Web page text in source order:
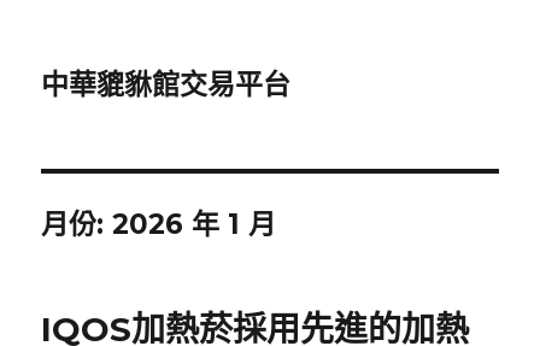
中華貔貅館交易平台
月份:2026 年 1 月
IQOS加熱菸採用先進的加熱